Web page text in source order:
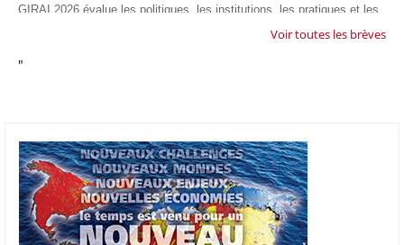
GIRAI 2026 évalue les politiques, les institutions, les pratiques et les
conditions générales de gouvernance qui favorisent un déploiement
technologie.
appliquée d'Afrique à À Accra, au Ghana. L'annonce a été faite
mercredi 1er juillet lors du premier Google Cloud Summit du groupe
américain, qui a également indiqué avoir dépassé son objectif
d'investir un milliard de dollars sur le continent en cinq ans. Baptisée
Google Africa Applied AI Lab, la structure sera hébergée à l'AI
Community Centre d'Accra. Elle associera des fondateurs de start-up
Voir toutes les brèves
"